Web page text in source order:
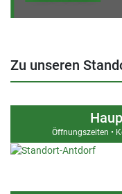
Zu unseren
Öffnungszeiten •